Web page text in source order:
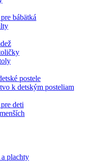
bábätká
postele
k detským posteliam
deti
plachty